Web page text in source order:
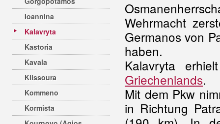
Ioannina
Kalavryta
Kastoria
Kavala
Klissoura
Kommeno
Kormista
Wehrmacht
Germanos von
haben.
Kalavryta
Griechenlands.
Mit dem Pkw
in Richtung